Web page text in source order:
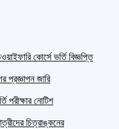
কোর্সে ভর্তি বিজ্ঞপ্তি
প্রজ্ঞাপন জারি
পরীক্ষার নোটিশ
চিত্রাঙ্কনের